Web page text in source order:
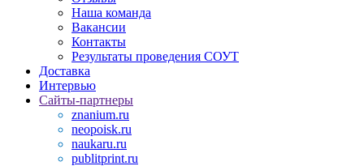
Наша команда
Вакансии
Контакты
Результаты проведения СОУТ
Доставка
Интервью
Сайты-партнеры
znanium.ru
neopoisk.ru
naukaru.ru
publitprint.ru